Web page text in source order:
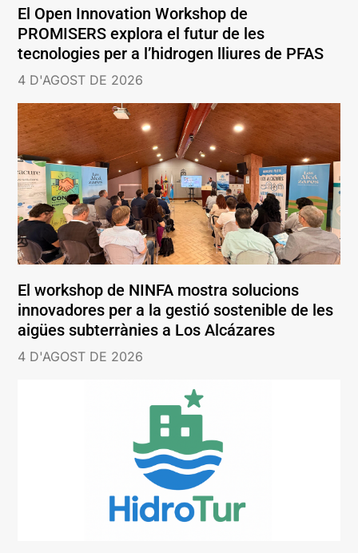
El Open Innovation Workshop de
PROMISERS explora el futur de les
tecnologies per a l’hidrogen lliures de PFAS
4 D'AGOST DE 2026
El workshop de NINFA mostra solucions
innovadores per a la gestió sostenible de les
aigües subterrànies a Los Alcázares
4 D'AGOST DE 2026